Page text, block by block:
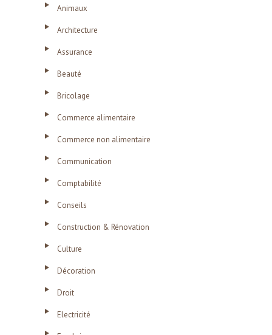
Animaux
Architecture
Assurance
Beauté
Bricolage
Commerce alimentaire
Commerce non alimentaire
Communication
Comptabilité
Conseils
Construction & Rénovation
Culture
Décoration
Droit
Electricité